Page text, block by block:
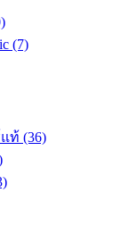
(7)
ท้ (36)